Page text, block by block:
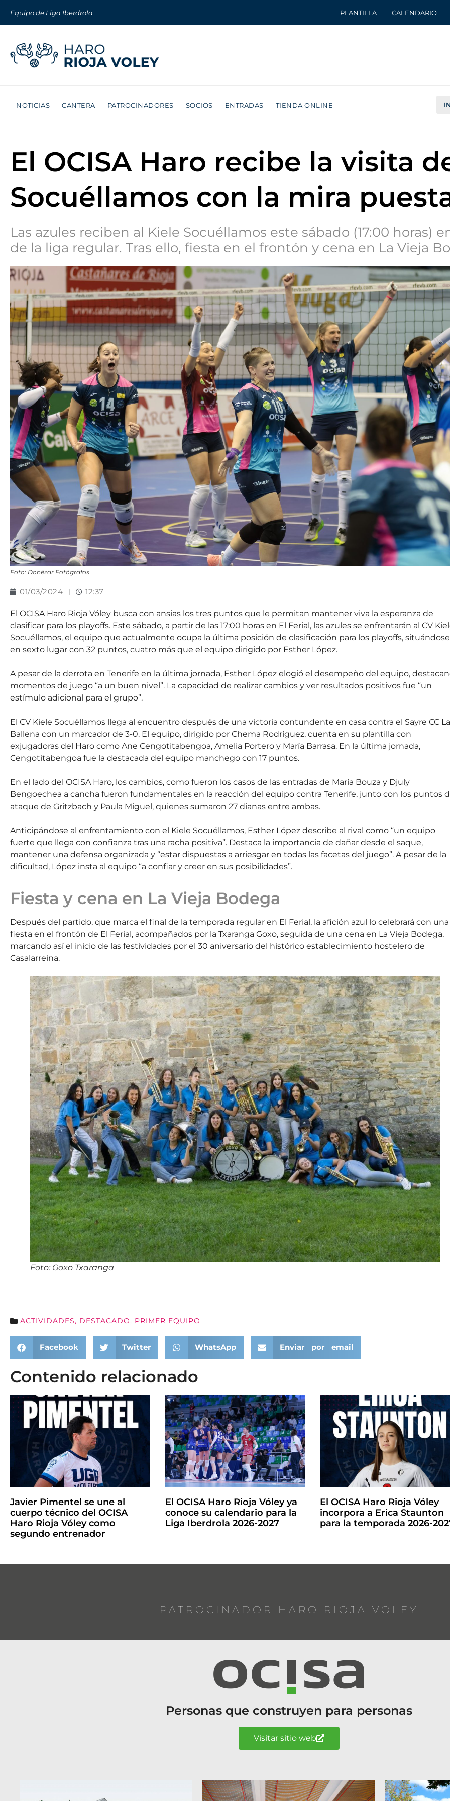
Equipo de Liga Iberdrola PLANTILLA CALENDARIO
NOTICIAS CANTERA PATROCINADORES SOCIOS ENTRADAS TIENDA ONLINE
El OCISA Haro recibe la visita
Socuéllamos con la mira
Las azules reciben al Kiele Socuéllamos este sábado (17:00 horas)
de la liga regular. Tras ello, fiesta en el frontón y cena en La Vieja
Foto: Donézar Fotógrafos
01/03/2024 12:37
El OCISA Haro Rioja Vóley busca con ansias los tres puntos que le permitan mantener viva la esperanza de
clasificar para los playoffs. Este sábado, a partir de las 17:00 horas en El Ferial, las azules se enfrentarán al CV
Socuéllamos, el equipo que actualmente ocupa la última posición de clasificación para los playoffs, situándose
en sexto lugar con 32 puntos, cuatro más que el equipo dirigido por Esther López.
A pesar de la derrota en Tenerife en la última jornada, Esther López elogió el desempeño del equipo,
momentos de juego “a un buen nivel”. La capacidad de realizar cambios y ver resultados positivos fue “un
estímulo adicional para el grupo”.
El CV Kiele Socuéllamos llega al encuentro después de una victoria contundente en casa contra el Sayre CC La
Ballena con un marcador de 3-0. El equipo, dirigido por Chema Rodríguez, cuenta en su plantilla con
exjugadoras del Haro como Ane Cengotitabengoa, Amelia Portero y María Barrasa. En la última jornada,
Cengotitabengoa fue la destacada del equipo manchego con 17 puntos.
En el lado del OCISA Haro, los cambios, como fueron los casos de las entradas de María Bouza y Djuly
Bengoechea a cancha fueron fundamentales en la reacción del equipo contra Tenerife, junto con los puntos
ataque de Gritzbach y Paula Miguel, quienes sumaron 27 dianas entre ambas.
Anticipándose al enfrentamiento con el Kiele Socuéllamos, Esther López describe al rival como “un equipo
fuerte que llega con confianza tras una racha positiva”. Destaca la importancia de dañar desde el saque,
mantener una defensa organizada y “estar dispuestas a arriesgar en todas las facetas del juego”. A pesar de la
dificultad, López insta al equipo “a confiar y creer en sus posibilidades”.
Fiesta y cena en La Vieja Bodega
Después del partido, que marca el final de la temporada regular en El Ferial, la afición azul lo celebrará con una
fiesta en el frontón de El Ferial, acompañados por la Txaranga Goxo, seguida de una cena en La Vieja Bodega,
marcando así el inicio de las festividades por el 30 aniversario del histórico establecimiento hostelero de
Casalarreina.
Foto: Goxo Txaranga
ACTIVIDADES, DESTACADO, PRIMER EQUIPO
Facebook Twitter WhatsApp Enviar por email
Contenido relacionado
Javier Pimentel se une al
cuerpo técnico del OCISA
Haro Rioja Vóley como
segundo entrenador
El OCISA Haro Rioja Vóley ya
conoce su calendario para la
Liga Iberdrola 2026-2027
El OCISA Haro Rioja Vóley
incorpora a Erica Staunton
para la temporada 2026-
PATROCINADOR HARO RIOJA VOLEY
Personas que construyen para personas
Visitar sitio web